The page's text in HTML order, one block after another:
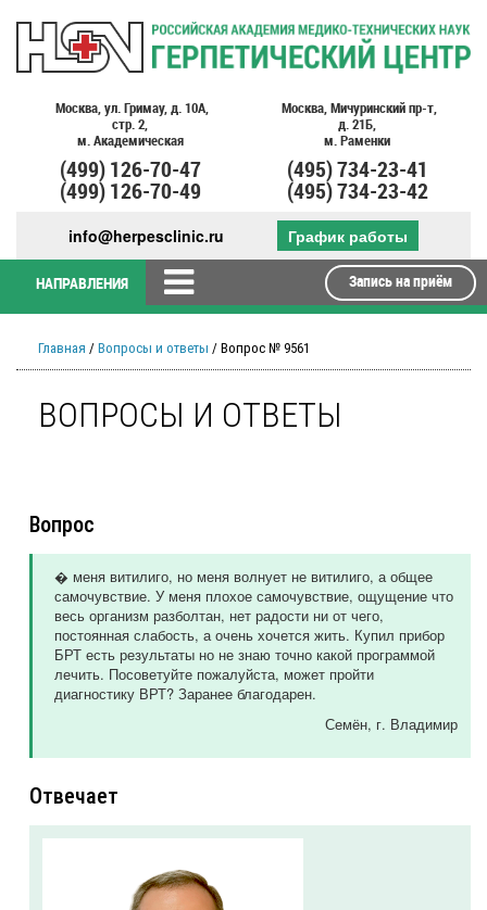
Москва, ул. Гримау, д. 10А,
стр. 2,
м. Академическая
(499)126-70-47
(499)126-70-49
Москва, Мичуринский пр-т,
д. 21Б,
м. Раменки
(495)734-23-41
(495)734-23-42
info@herpesclinic.ru График работы
НАПРАВЛЕНИЯ Запись на приём
Главная / Вопросы и ответы / Вопрос № 9561
ВОПРОСЫ И ОТВЕТЫ
Вопрос
� меня витилиго, но меня волнует не витилиго, а общее
самочувствие. У меня плохое самочувствие, ощущение что
весь организм разболтан, нет радости ни от чего,
постоянная слабость, а очень хочется жить. Купил прибор
БРТ есть результаты но не знаю точно какой программой
лечить. Посоветуйте пожалуйста, может пройти
диагностику ВРТ? Заранее благодарен.
Семён, г. Владимир
Отвечает